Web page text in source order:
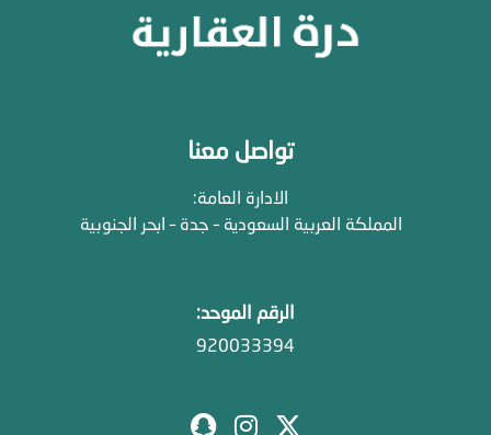
تواصل معنا
الادارة العامة:
المملكة العربية السعودية – جدة – ابحر الجنوبية
الرقم الموحد:
920033394